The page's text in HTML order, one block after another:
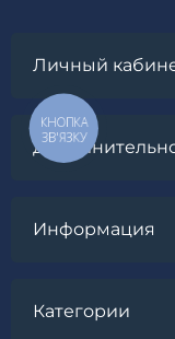
Личный
Информация
Категории
КНОПКА
ЗВ'ЯЗКУ